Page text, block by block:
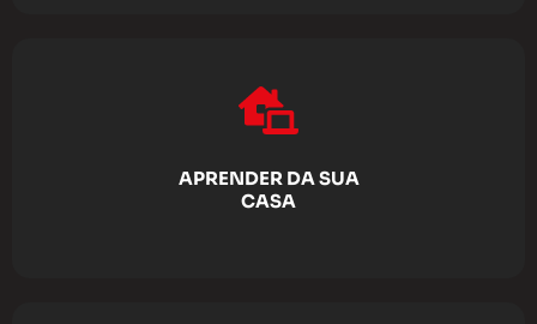
APRENDER DA SUA
CASA